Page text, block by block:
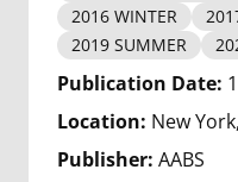
2016 WINTER
2019 SUMMER
Publication Date:
Location: New
Publisher: AABS